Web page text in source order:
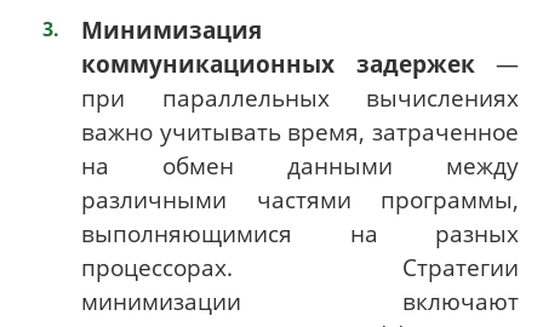
Минимизация
коммуникационных задержек —
при параллельных вычислениях
важно учитывать время, затраченное
на обмен данными между
различными частями программы,
выполняющимися на разных
процессорах. Стратегии
минимизации включают